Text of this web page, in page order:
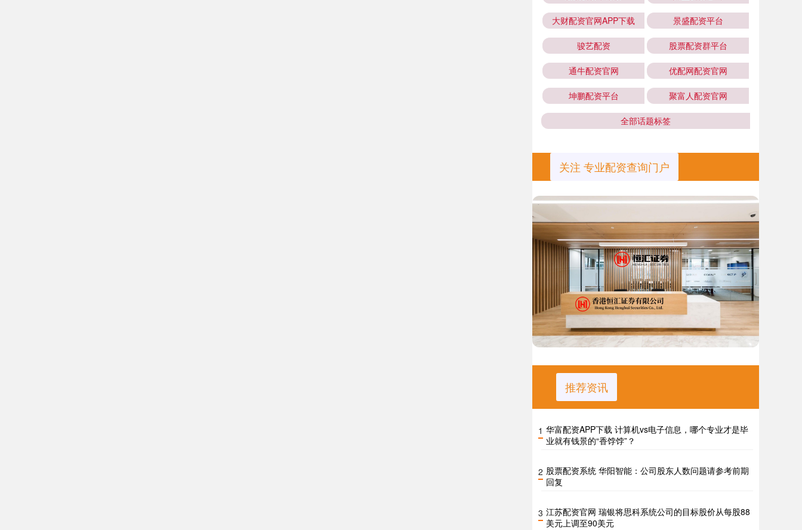
大财配资官网APP下载 景盛配资平台
骏艺配资 股票配资群平台
通牛配资官网 优配网配资官网
坤鹏配资平台 聚富人配资官网
全部话题标签
关注 专业配资查询门户
推荐资讯
1 华富配资APP下载 计算机vs电子信息，哪个专业才是毕
业就有钱景的“香饽饽”？
2 股票配资系统 华阳智能：公司股东人数问题请参考前期
回复
3 江苏配资官网 瑞银将思科系统公司的目标股价从每股88
美元上调至90美元